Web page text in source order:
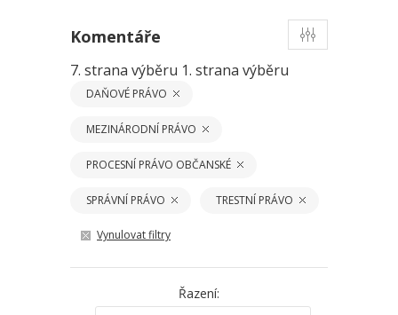
Komentáře
7. strana výběru 1. strana výběru
DAŇOVÉ PRÁVO
MEZINÁRODNÍ PRÁVO
PROCESNÍ PRÁVO OBČANSKÉ
SPRÁVNÍ PRÁVO TRESTNÍ PRÁVO
Vynulovat filtry
Řazení: